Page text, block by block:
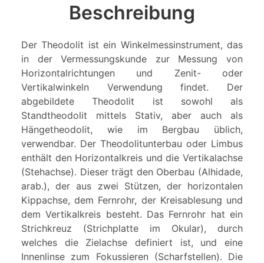
Beschreibung
Der Theodolit ist ein Winkelmessinstrument, das
in der Vermessungskunde zur Messung von
Horizontalrichtungen und Zenit- oder
Vertikalwinkeln Verwendung findet. Der
abgebildete Theodolit ist sowohl als
Standtheodolit mittels Stativ, aber auch als
Hängetheodolit, wie im Bergbau üblich,
verwendbar. Der Theodolitunterbau oder Limbus
enthält den Horizontalkreis und die Vertikalachse
(Stehachse). Dieser trägt den Oberbau (Alhidade,
arab.), der aus zwei Stützen, der horizontalen
Kippachse, dem Fernrohr, der Kreisablesung und
dem Vertikalkreis besteht. Das Fernrohr hat ein
Strichkreuz (Strichplatte im Okular), durch
welches die Zielachse definiert ist, und eine
Innenlinse zum Fokussieren (Scharfstellen). Die